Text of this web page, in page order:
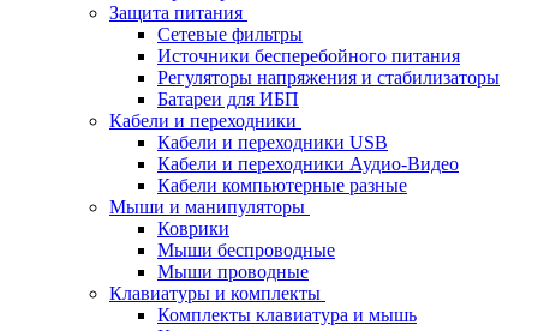
Защита питания
Сетевые фильтры
Источники бесперебойного питания
Регуляторы напряжения и стабилизаторы
Батареи для ИБП
Кабели и переходники
Кабели и переходники USB
Кабели и переходники Аудио-Видео
Кабели компьютерные разные
Мыши и манипуляторы
Коврики
Мыши беспроводные
Мыши проводные
Клавиатуры и комплекты
Комплекты клавиатура и мышь